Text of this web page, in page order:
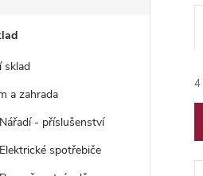
sklad
a zahrada
Nářadí - příslušenství
Elektrické spotřebiče
a4